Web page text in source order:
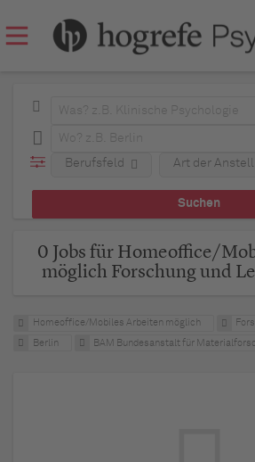
Berufsfeld Art der
0 Jobs für Homeoffice/
möglich Forschung und
Homeoffice/Mobiles Arbeiten möglich
Berlin BAM Bundesanstalt für